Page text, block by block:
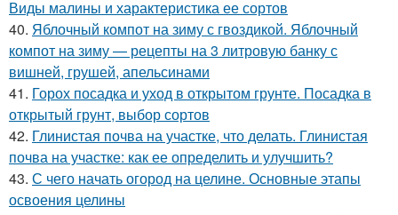
Виды малины и характеристика ее сортов
40. Яблочный компот на зиму с гвоздикой. Яблочный
компот на зиму — рецепты на 3 литровую банку с
вишней, грушей, апельсинами
41. Горох посадка и уход в открытом грунте. Посадка в
открытый грунт, выбор сортов
42. Глинистая почва на участке, что делать. Глинистая
почва на участке: как ее определить и улучшить?
43. С чего начать огород на целине. Основные этапы
освоения целины